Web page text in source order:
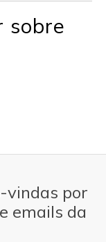
sobre
por
emails da